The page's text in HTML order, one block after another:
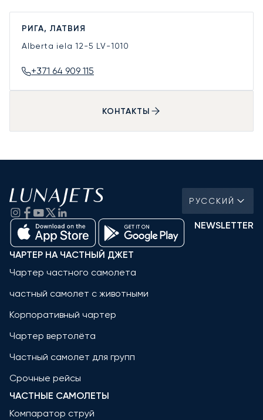
РИГА, ЛАТВИЯ
Alberta iela 12-5 LV-1010
+371 64 909 115
КОНТАКТЫ
РУССКИЙ
NEWSLETTER
ЧАРТЕР НА ЧАСТНЫЙ ДЖЕТ
Чартер частного самолета
частный самолет с животными
Корпоративный чартер
Чартер вертолёта
Частный самолет для групп
Срочные рейсы
ЧАСТНЫЕ САМОЛЕТЫ
Компаратор струй